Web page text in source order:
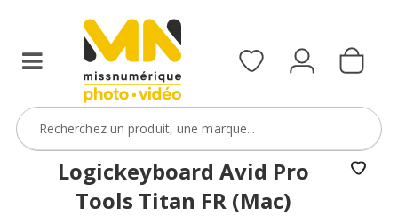
Logickeyboard Avid Pro
Tools Titan FR (Mac)